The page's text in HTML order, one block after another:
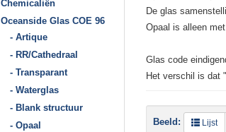
De glas
Opaal is alleen
Glas code
Het verschil is dat
Beeld: Lijst
Chemicaliën
Oceanside Glas COE 96
- Artique
- RR/Cathedraal
- Transparant
- Waterglas
- Blank structuur
- Opaal